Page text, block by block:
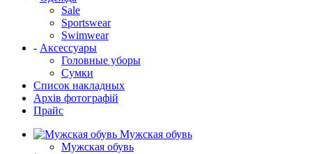
Sale
Sportswear
Swimwear
- Аксессуары
Головные уборы
Сумки
Список накладных
Архів фотографій
Прайс
Мужская обувь
Мужская обувь